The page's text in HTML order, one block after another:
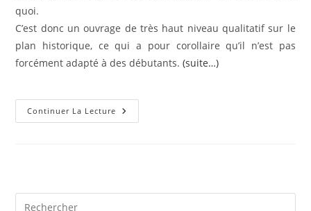
quoi.
C’est donc un ouvrage de très haut niveau qualitatif sur le
plan historique, ce qui a pour corollaire qu’il n’est pas
forcément adapté à des débutants.(suite…)
Continuer La Lecture Les
Cathares